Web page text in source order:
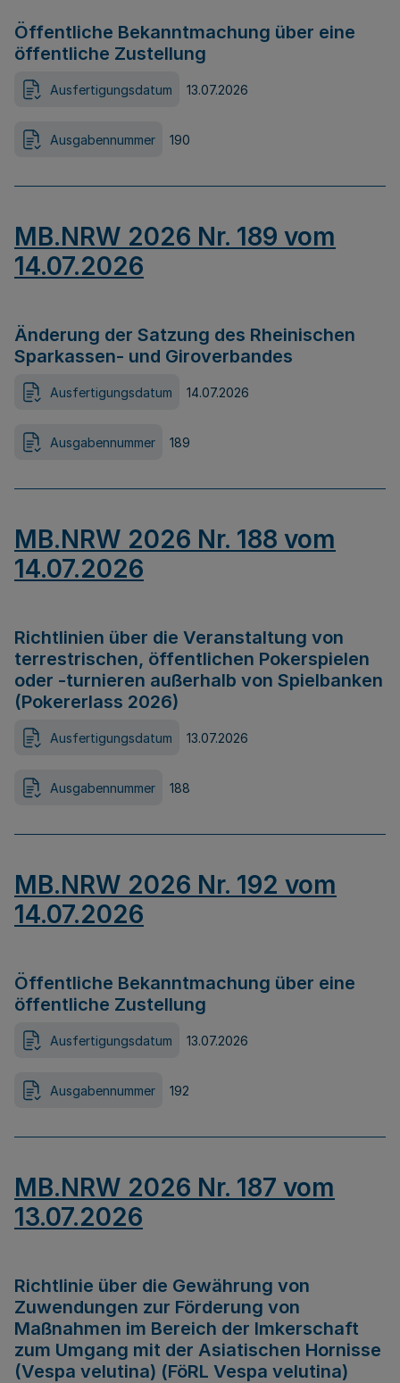
Öffentliche Bekanntmachung über eine
öffentliche Zustellung
Ausfertigungsdatum 13.07.2026
Ausgabennummer 190
MB.NRW 2026 Nr. 189 vom
14.07.2026
Änderung der Satzung des Rheinischen
Sparkassen- und Giroverbandes
Ausfertigungsdatum 14.07.2026
Ausgabennummer 189
MB.NRW 2026 Nr. 188 vom
14.07.2026
Richtlinien über die Veranstaltung von
terrestrischen, öffentlichen Pokerspielen
oder -turnieren außerhalb von Spielbanken
(Pokererlass 2026)
Ausfertigungsdatum 13.07.2026
Ausgabennummer 188
MB.NRW 2026 Nr. 192 vom
14.07.2026
Öffentliche Bekanntmachung über eine
öffentliche Zustellung
Ausfertigungsdatum 13.07.2026
Ausgabennummer 192
MB.NRW 2026 Nr. 187 vom
13.07.2026
Richtlinie über die Gewährung von
Zuwendungen zur Förderung von
Maßnahmen im Bereich der Imkerschaft
zum Umgang mit der Asiatischen Hornisse
(Vespa velutina) (FöRL Vespa velutina)